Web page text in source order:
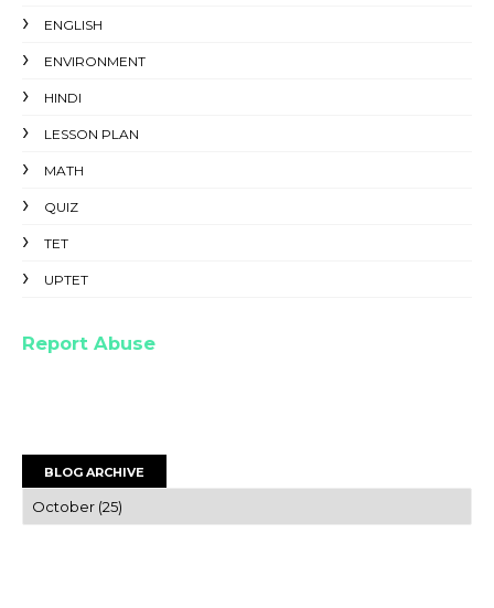
ENGLISH
ENVIRONMENT
HINDI
LESSON PLAN
MATH
QUIZ
TET
UPTET
Report Abuse
BLOG ARCHIVE